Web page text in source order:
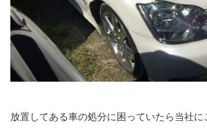
放置してある車の処分に困っていたら当社に